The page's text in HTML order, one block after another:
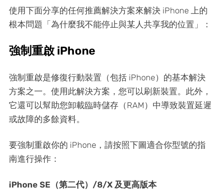
使用下面分享的任何推薦解決方案來解決 iPhone 上的
根本問題「為什麼我不能停止與某人共享我的位置」：
強制重啟 iPhone
強制重啟是修復行動裝置（包括 iPhone）的基本解決
方案之一。使用此解決方案，您可以刷新裝置。此外，
它還可以幫助您卸載臨時儲存（RAM）中導致裝置延遲
或故障的多餘資料。
要強制重啟你的 iPhone，請按照下圖適合你型號的指
南進行操作：
iPhone SE（第二代）/8/X 及更高版本